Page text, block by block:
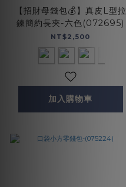
【招財母錢包💰】真皮L型拉
鍊簡約長夾-六色(072695)
NT$2,500
加入購物車